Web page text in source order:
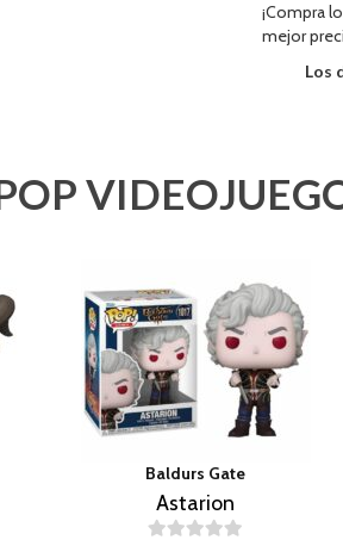
¡Compra
mejor
Los
Baldurs Gate
Astarion